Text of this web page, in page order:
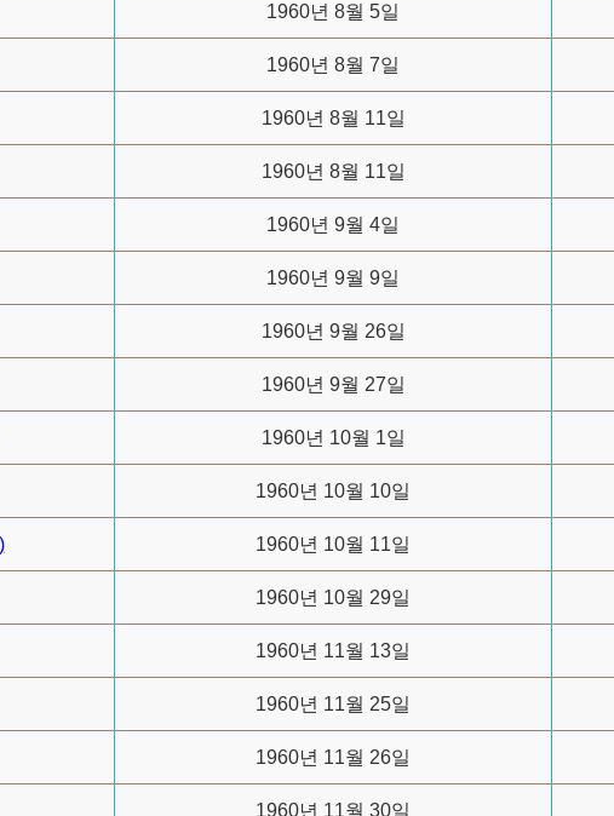
1960년 8월 5일
1960년 8월 7일
1960년 8월 11일
1960년 8월 11일
1960년 9월 4일
1960년 9월 9일
1960년 9월 26일
1960년 9월 27일
1960년 10월 1일
1960년 10월 10일
1960년 10월 11일
1960년 10월 29일
1960년 11월 13일
1960년 11월 25일
1960년 11월 26일
1960년 11월 30일